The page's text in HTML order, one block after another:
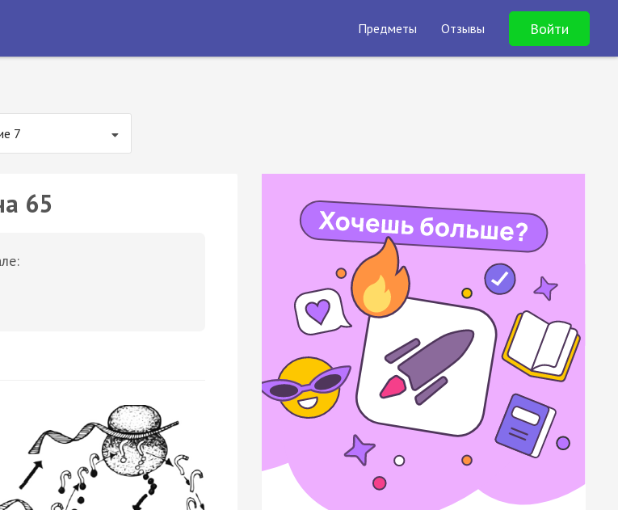
Предметы Отзывы Войти
7
65